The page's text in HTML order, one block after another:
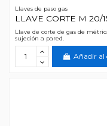
Llaves de paso gas
LLAVE CORTE M 20/
Llave de corte de gas de
sujeción a pared.
Añadir al